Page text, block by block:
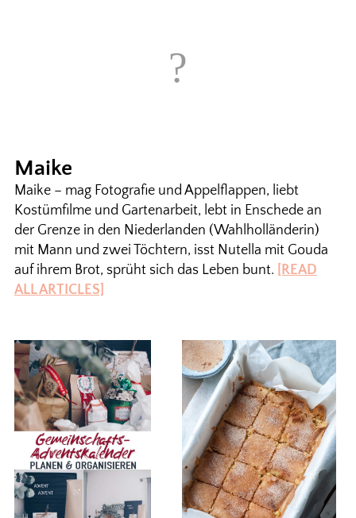
Maike
Maike – mag Fotografie und Appelflappen, liebt
Kostümfilme und Gartenarbeit, lebt in Enschede an
der Grenze in den Niederlanden (Wahlholländerin)
mit Mann und zwei Töchtern, isst Nutella mit Gouda
auf ihrem Brot, sprüht sich das Leben bunt. [READ
ALL ARTICLES]